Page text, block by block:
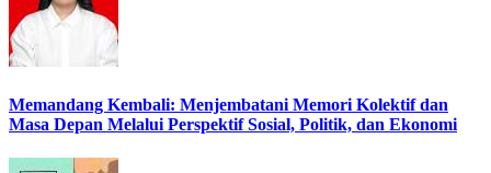
Memandang Kembali: Menjembatani Memori Kolektif dan
Masa Depan Melalui Perspektif Sosial, Politik, dan Ekonomi